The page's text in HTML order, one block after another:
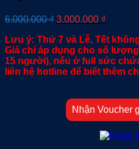
6.000.000₫ Giá
là:
6.000.000 ₫.
3.000.000 ₫
tại
là:
Lưu ý: Thứ 7 và Lễ, Tết
Giá chỉ áp dụng cho số
15 người), nếu ở full sức
liên hệ hotline để biết thêm
Nhận Voucher